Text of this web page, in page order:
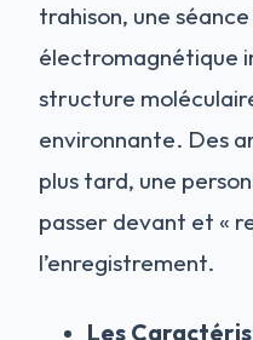
trahison, une
électromagnétique
structure
environnante. Des
plus tard, une
passer devant et «
l’enregistrement.
Les